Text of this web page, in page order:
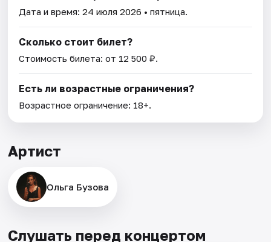
Дата и время:24 июля 2026 • пятница.
Сколько стоит билет?
Стоимость билета: от 12 500 ₽.
Есть ли возрастные ограничения?
Возрастное ограничение: 18+.
Артист
Ольга Бузова
Слушать перед концертом